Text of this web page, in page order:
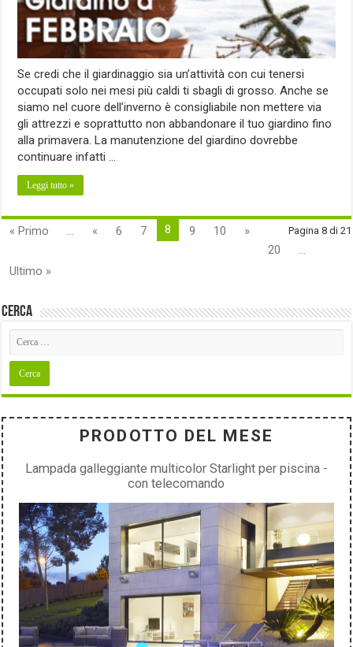
Se credi che il giardinaggio sia un’attività con cui tenersi
occupati solo nei mesi più caldi ti sbagli di grosso. Anche se
siamo nel cuore dell’inverno è consigliabile non mettere via
gli attrezzi e soprattutto non abbandonare il tuo giardino fino
alla primavera. La manutenzione del giardino dovrebbe
continuare infatti …
Leggi tutto »
Pagina 8 di 21
« Primo ... « 6 7 8 9 10
»
20
...
Ultimo »
Cerca
PRODOTTO DEL MESE
Lampada galleggiante multicolor Starlight per piscina -
con telecomando